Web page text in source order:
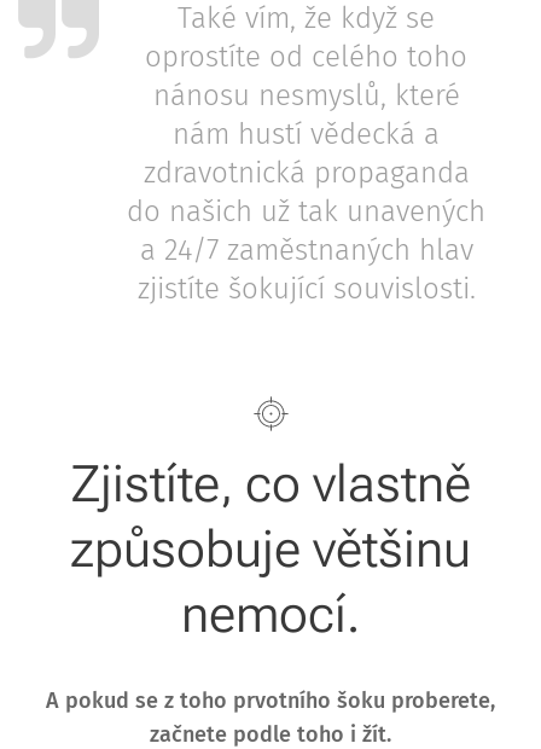
Také vím, že když se
oprostíte od celého toho
nánosu nesmyslů, které
nám hustí vědecká a
zdravotnická propaganda
do našich už tak unavených
a 24/7 zaměstnaných hlav
zjistíte šokující souvislosti.
Zjistíte, co vlastně
způsobuje většinu
nemocí.
A pokud se z toho prvotního šoku proberete,
začnete podle toho i žít.